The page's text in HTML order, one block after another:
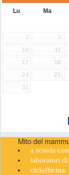
Lu Ma
3
4
10
11
17
18
24
25
31
Mito del
a scuola
laboratori
ciclofficina